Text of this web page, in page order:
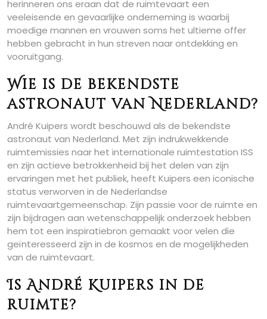
herinneren ons eraan dat de ruimtevaart een
veeleisende en gevaarlijke onderneming is waarbij
moedige mannen en vrouwen soms het ultieme offer
hebben gebracht in hun streven naar ontdekking en
vooruitgang.
Wie is de bekendste
astronaut van Nederland?
André Kuipers wordt beschouwd als de bekendste
astronaut van Nederland. Met zijn indrukwekkende
ruimtemissies naar het internationale ruimtestation ISS
en zijn actieve betrokkenheid bij het delen van zijn
ervaringen met het publiek, heeft Kuipers een iconische
status verworven in de Nederlandse
ruimtevaartgemeenschap. Zijn passie voor de ruimte en
zijn bijdragen aan wetenschappelijk onderzoek hebben
hem tot een inspiratiebron gemaakt voor velen die
geïnteresseerd zijn in de kosmos en de mogelijkheden
van de ruimtevaart.
Is André Kuipers in de
ruimte?